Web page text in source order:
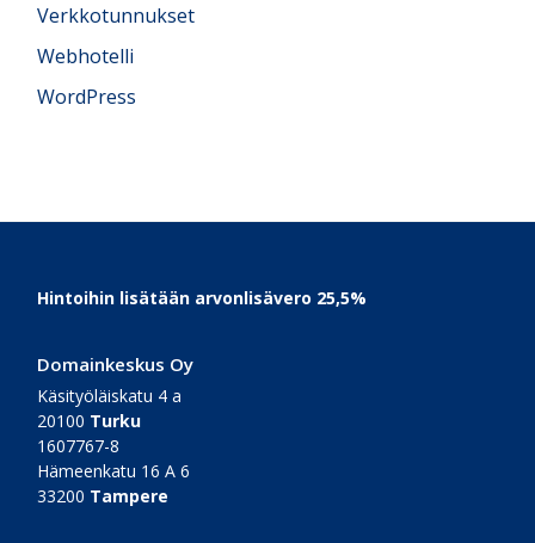
Verkkotunnukset
Webhotelli
WordPress
FooterHintoihin lisätään arvonlisävero 25,5%
Domainkeskus Oy
Käsityöläiskatu 4 a
20100 Turku
1607767-8
Hämeenkatu 16 A 6
33200 Tampere